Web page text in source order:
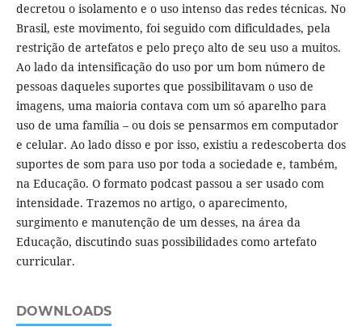
decretou o isolamento e o uso intenso das redes técnicas. No
Brasil, este movimento, foi seguido com dificuldades, pela
restrição de artefatos e pelo preço alto de seu uso a muitos.
Ao lado da intensificação do uso por um bom número de
pessoas daqueles suportes que possibilitavam o uso de
imagens, uma maioria contava com um só aparelho para
uso de uma família – ou dois se pensarmos em computador
e celular. Ao lado disso e por isso, existiu a redescoberta dos
suportes de som para uso por toda a sociedade e, também,
na Educação. O formato podcast passou a ser usado com
intensidade. Trazemos no artigo, o aparecimento,
surgimento e manutenção de um desses, na área da
Educação, discutindo suas possibilidades como artefato
curricular.
DOWNLOADS